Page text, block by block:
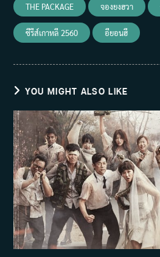
THE PACKAGE จองยงฮวา
ซีรีส์เกาหลี 2560 อียอนฮี
YOU MIGHT ALSO LIKE